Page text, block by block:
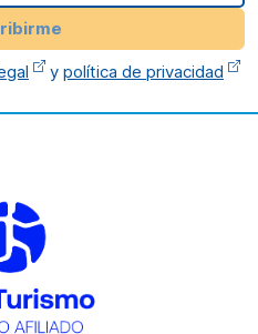
ypolítica de privacidad